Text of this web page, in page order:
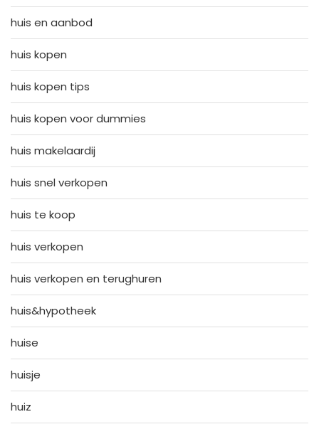
huis en aanbod
huis kopen
huis kopen tips
huis kopen voor dummies
huis makelaardij
huis snel verkopen
huis te koop
huis verkopen
huis verkopen en terughuren
huis&hypotheek
huise
huisje
huiz